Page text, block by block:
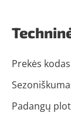
Prekės
Padangų